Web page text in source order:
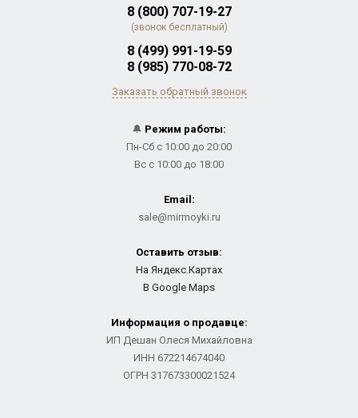
8 (800) 707-19-27
(звонок бесплатный)
8 (499) 991-19-59
8 (985) 770-08-72
Заказать обратный звонок
🔔 Режим работы:
Пн-Сб с 10:00 до 20:00
Вс с 10:00 до 18:00
Email:
sale@mirmoyki.ru
Оставить отзыв:
На Яндекс.Картах
В Google Maps
Информация о продавце:
ИП Дешан Олеся Михайловна
ИНН 672214674040
ОГРН 317673300021524